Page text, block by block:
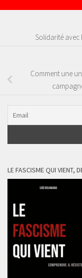
Solidarité
Comment une
LE FASCISME QUI VIENT,